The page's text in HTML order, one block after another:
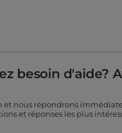
besoin d'aide?
et nous répondrons
et réponses les plus